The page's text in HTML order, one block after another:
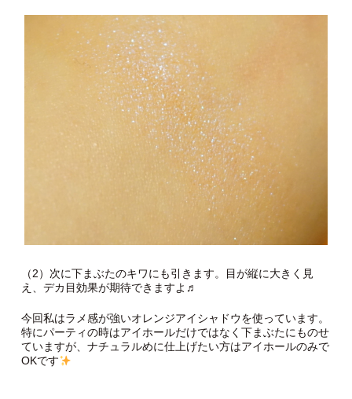
（2）次に下まぶたのキワにも引きます。目が縦に大きく見
え、デカ目効果が期待できますよ♬
今回私はラメ感が強いオレンジアイシャドウを使っています。
特にパーティの時はアイホールだけではなく下まぶたにものせ
ていますが、ナチュラルめに仕上げたい方はアイホールのみで
OKです